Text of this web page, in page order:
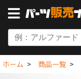
ホーム 商品一覧